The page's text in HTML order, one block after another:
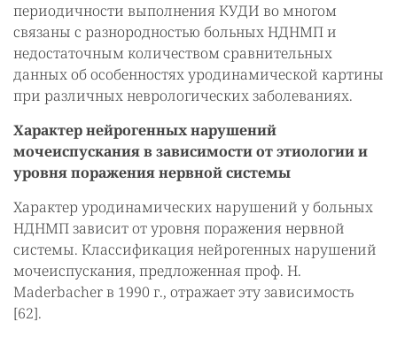
периодичности выполнения КУДИ во многом
связаны с разнородностью больных НДНМП и
недостаточным количеством сравнительных
данных об особенностях уродинамической картины
при различных неврологических заболеваниях.
Характер нейрогенных нарушений
мочеиспускания в зависимости от этиологии и
уровня поражения нервной системы
Характер уродинамических нарушений у больных
НДНМП зависит от уровня поражения нервной
системы. Классификация нейрогенных нарушений
мочеиспускания, предложенная проф. H.
Maderbacher в 1990 г., отражает эту зависимость
[62].